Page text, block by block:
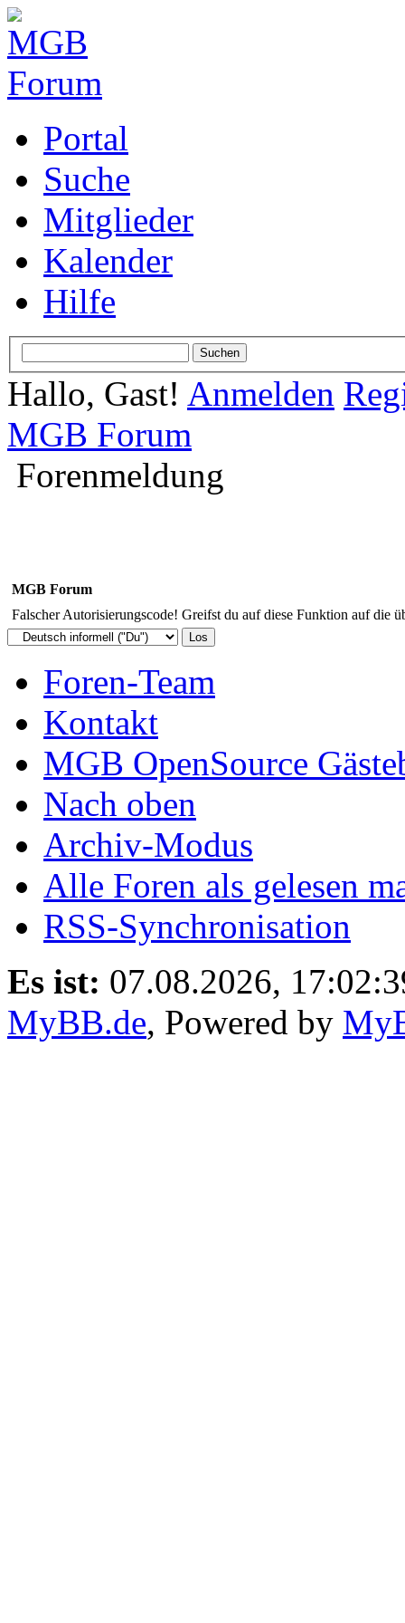
Portal
Suche
Mitglieder
Kalender
Hilfe
Hallo, Gast! Anmelden
MGB Forum
Forenmeldung
MGB Forum
Falscher Autorisierungscode! Greifst du auf diese Funktion auf die
Foren-Team
Kontakt
MGB OpenSource
Nach oben
Archiv-Modus
Alle Foren als gelesen
RSS-Synchronisation
Es ist: 07.08.2026,
MyBB.de, Powered by